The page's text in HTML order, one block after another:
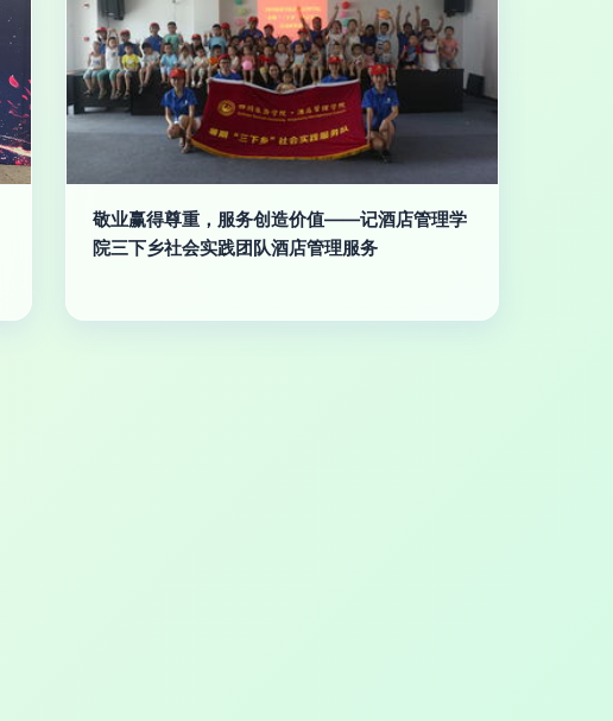
敬业赢得尊重，服务创造价值——记酒店管理学
院三下乡社会实践团队酒店管理服务